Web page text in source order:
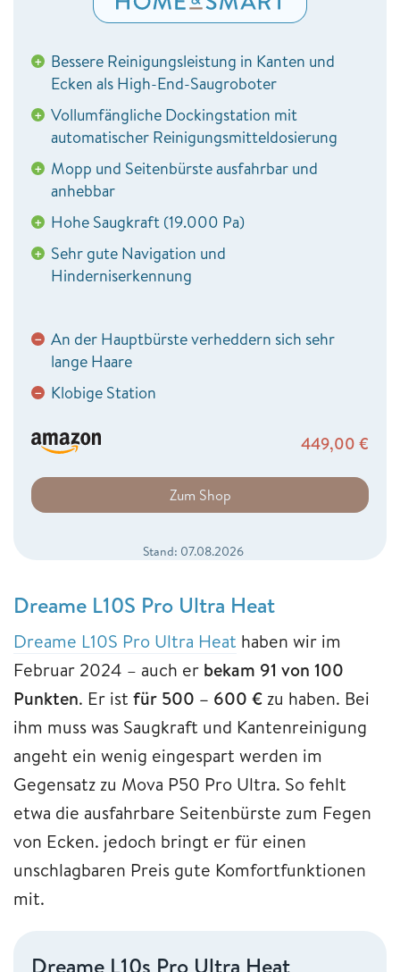
+ Bessere Reinigungsleistung in Kanten und
Ecken als High-End-Saugroboter
+ Vollumfängliche Dockingstation mit
automatischer Reinigungsmitteldosierung
+ Mopp und Seitenbürste ausfahrbar und
anhebbar
+ Hohe Saugkraft (19.000 Pa)
+ Sehr gute Navigation und
Hinderniserkennung
− An der Hauptbürste verheddern sich sehr
lange Haare
− Klobige Station
449,00 €
Zum Shop
Stand: 07.08.2026
Dreame L10S Pro Ultra Heat
Dreame L10S Pro Ultra Heat haben wir im
Februar 2024 – auch er bekam 91 von 100
Punkten. Er ist für 500 – 600 €zu haben. Bei
ihm muss was Saugkraft und Kantenreinigung
angeht ein wenig eingespart werden im
Gegensatz zu Mova P50 Pro Ultra. So fehlt
etwa die ausfahrbare Seitenbürste zum Fegen
von Ecken. jedoch bringt er für einen
unschlagbaren Preis gute Komfortfunktionen
mit.
Dreame L10s Pro Ultra Heat